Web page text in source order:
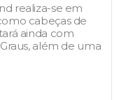
realiza-se em
cabeças de
ainda com
além de uma